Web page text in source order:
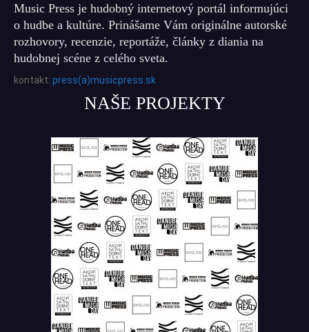
Music Press je hudobný internetový portál informujúci
o hudbe a kultúre. Prinášame Vám originálne autorské
rozhovory, recenzie, reportáže, články z diania na
hudobnej scéne z celého sveta.
kontakt: press(a)musicpress.sk
NAŠE PROJEKTY